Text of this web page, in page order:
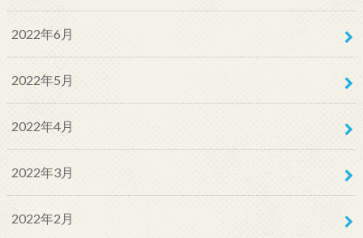
2022年6月
2022年5月
2022年4月
2022年3月
2022年2月